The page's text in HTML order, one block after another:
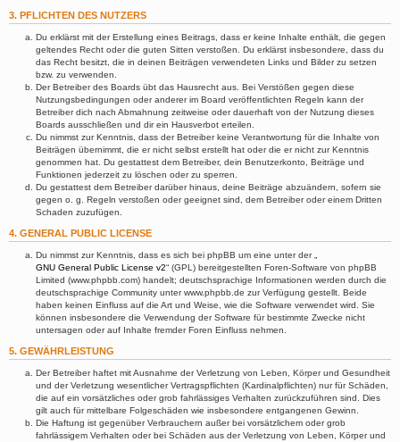
3. PFLICHTEN DES NUTZERS
Du erklärst mit der Erstellung eines Beitrags, dass er keine Inhalte enthält, die gegen
geltendes Recht oder die guten Sitten verstoßen. Du erklärst insbesondere, dass du
das Recht besitzt, die in deinen Beiträgen verwendeten Links und Bilder zu setzen
bzw. zu verwenden.
Der Betreiber des Boards übt das Hausrecht aus. Bei Verstößen gegen diese
Nutzungsbedingungen oder anderer im Board veröffentlichten Regeln kann der
Betreiber dich nach Abmahnung zeitweise oder dauerhaft von der Nutzung dieses
Boards ausschließen und dir ein Hausverbot erteilen.
Du nimmst zur Kenntnis, dass der Betreiber keine Verantwortung für die Inhalte von
Beiträgen übernimmt, die er nicht selbst erstellt hat oder die er nicht zur Kenntnis
genommen hat. Du gestattest dem Betreiber, dein Benutzerkonto, Beiträge und
Funktionen jederzeit zu löschen oder zu sperren.
Du gestattest dem Betreiber darüber hinaus, deine Beiträge abzuändern, sofern sie
gegen o. g. Regeln verstoßen oder geeignet sind, dem Betreiber oder einem Dritten
Schaden zuzufügen.
4. GENERAL PUBLIC LICENSE
Du nimmst zur Kenntnis, dass es sich bei phpBB um eine unter der „
GNU General Public License v2“ (GPL) bereitgestellten Foren-Software von phpBB
Limited (www.phpbb.com) handelt; deutschsprachige Informationen werden durch die
deutschsprachige Community unter www.phpbb.de zur Verfügung gestellt. Beide
haben keinen Einfluss auf die Art und Weise, wie die Software verwendet wird. Sie
können insbesondere die Verwendung der Software für bestimmte Zwecke nicht
untersagen oder auf Inhalte fremder Foren Einfluss nehmen.
5. GEWÄHRLEISTUNG
Der Betreiber haftet mit Ausnahme der Verletzung von Leben, Körper und Gesundheit
und der Verletzung wesentlicher Vertragspflichten (Kardinalpflichten) nur für Schäden,
die auf ein vorsätzliches oder grob fahrlässiges Verhalten zurückzuführen sind. Dies
gilt auch für mittelbare Folgeschäden wie insbesondere entgangenen Gewinn.
Die Haftung ist gegenüber Verbrauchern außer bei vorsätzlichem oder grob
fahrlässigem Verhalten oder bei Schäden aus der Verletzung von Leben, Körper und